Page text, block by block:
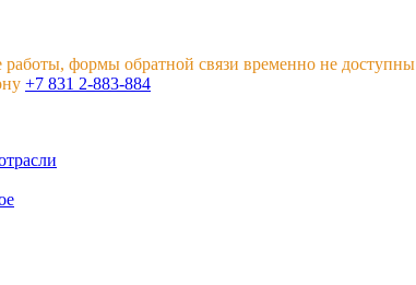
формы обратной связи временно не доступны
+7 831 2-883-884